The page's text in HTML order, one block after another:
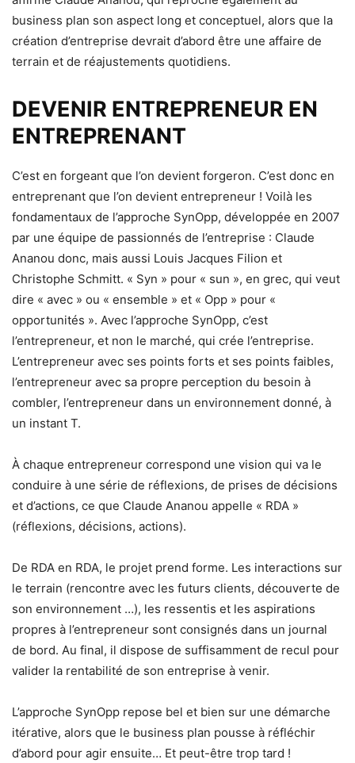
business plan son aspect long et conceptuel, alors que la
création d’entreprise devrait d’abord être une affaire de
terrain et de réajustements quotidiens.
DEVENIR ENTREPRENEUR EN
ENTREPRENANT
C’est en forgeant que l’on devient forgeron. C’est donc en
entreprenant que l’on devient entrepreneur ! Voilà les
fondamentaux de l’approche SynOpp, développée en 2007
par une équipe de passionnés de l’entreprise : Claude
Ananou donc, mais aussi Louis Jacques Filion et
Christophe Schmitt. « Syn » pour « sun », en grec, qui veut
dire « avec » ou « ensemble » et « Opp » pour «
opportunités ». Avec l’approche SynOpp, c’est
l’entrepreneur, et non le marché, qui crée l’entreprise.
L’entrepreneur avec ses points forts et ses points faibles,
l’entrepreneur avec sa propre perception du besoin à
combler, l’entrepreneur dans un environnement donné, à
un instant T.
À chaque entrepreneur correspond une vision qui va le
conduire à une série de réflexions, de prises de décisions
et d’actions, ce que Claude Ananou appelle « RDA »
(réflexions, décisions, actions).
De RDA en RDA, le projet prend forme. Les interactions sur
le terrain (rencontre avec les futurs clients, découverte de
son environnement …), les ressentis et les aspirations
propres à l’entrepreneur sont consignés dans un journal
de bord. Au final, il dispose de suffisamment de recul pour
valider la rentabilité de son entreprise à venir.
L’approche SynOpp repose bel et bien sur une démarche
itérative, alors que le business plan pousse à réfléchir
d’abord pour agir ensuite… Et peut-être trop tard !